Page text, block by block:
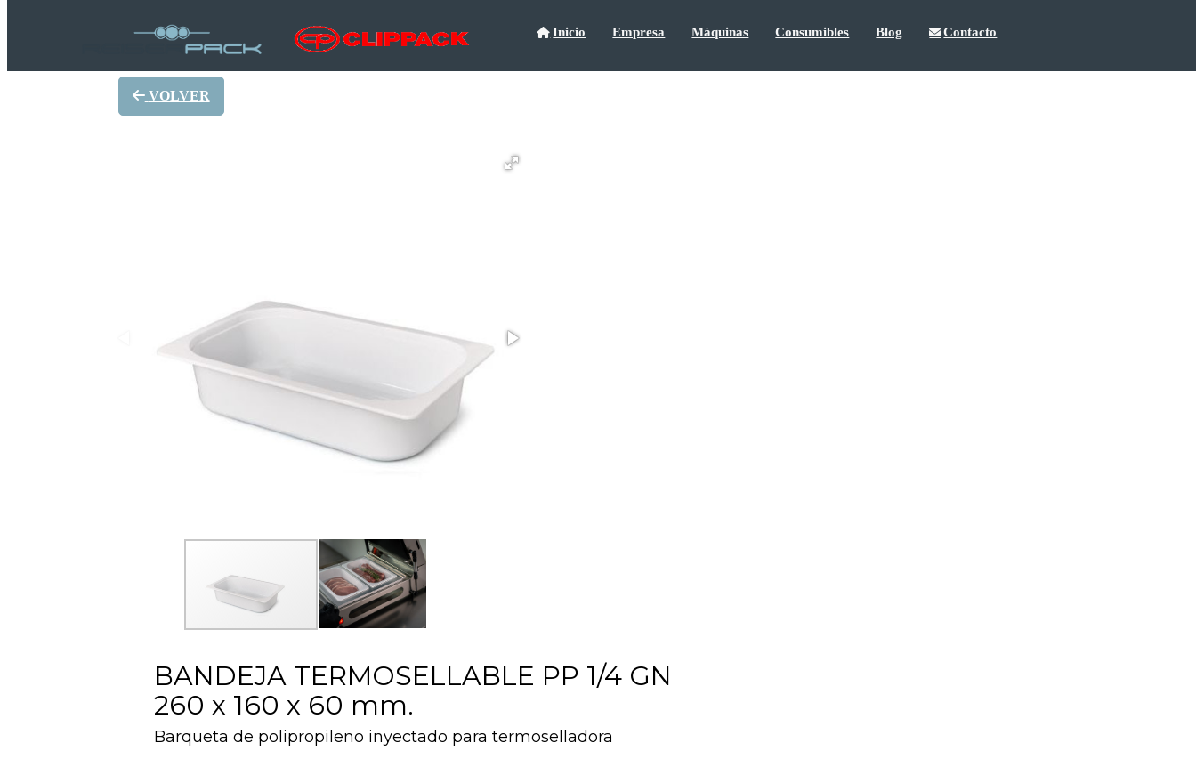
Inicio Empresa Máquinas Consumibles Blog Contacto
VOLVER
BANDEJA TERMOSELLABLE PP 1/4 GN
260 x 160 x 60 mm.
Barqueta de polipropileno inyectado para termoselladora